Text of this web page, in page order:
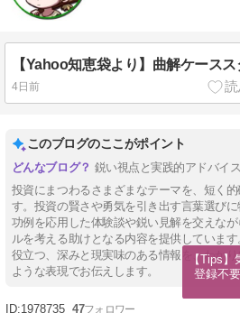
4日前
このブログのここがポイント
鋭い視点と実践的アドバイス
投資にまつわるさまざまなテーマを、短く
す。投資の賢さや勇気を引き出す言葉選び
功例を応用した体験談や鋭い見解を交えな
ルを考える助けとなる内容を提供していま
役立つ、深みと現実味のある情報を、わかり
ような表現でお伝えします。
1978735 47
【Tips
登録不